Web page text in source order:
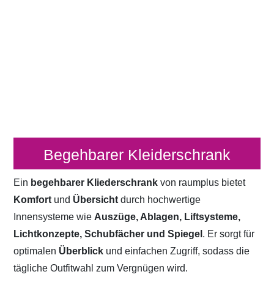
Begehbarer Kleiderschrank
Ein begehbarer Kliederschrankvon raumplus bietet
Komfort und Übersicht durch hochwertige
Innensysteme wie Auszüge, Ablagen, Liftsysteme,
Lichtkonzepte, Schubfächer und Spiegel . Er sorgt für
optimalen Überblick und einfachen Zugriff, sodass die
tägliche Outfitwahl zum Vergnügen wird.